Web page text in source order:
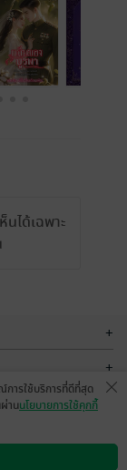
ได้เฉพาะ
+
+
การใช้บริการที่ดีที่สุด
านนโยบายการใช้คุกกี้